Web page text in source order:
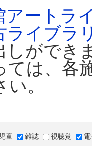
アートラ
ライブラ
しができ
ては、各
。
児童 雑誌 視聴覚